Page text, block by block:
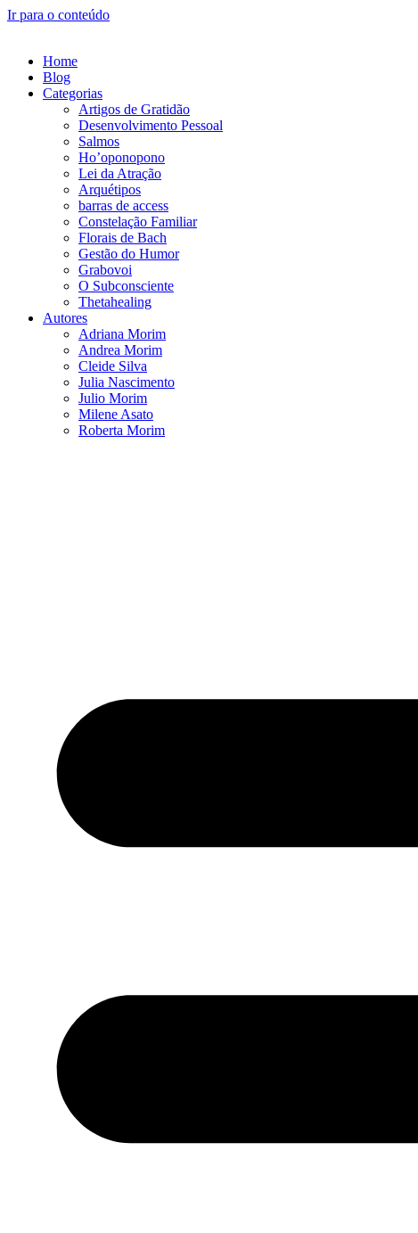
Ir para o conteúdo
Home
Blog
Categorias
Artigos de Gratidão
Desenvolvimento Pessoal
Salmos
Ho’oponopono
Lei da Atração
Arquétipos
barras de access
Constelação Familiar
Florais de Bach
Gestão do Humor
Grabovoi
O Subconsciente
Thetahealing
Autores
Adriana Morim
Andrea Morim
Cleide Silva
Julia Nascimento
Julio Morim
Milene Asato
Roberta Morim